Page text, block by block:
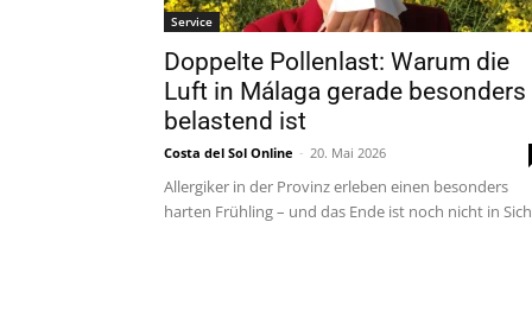
Service
Doppelte Pollenlast: Warum die
Luft in Málaga gerade besonders
belastend ist
Costa del Sol Online - 20. Mai 2026
Allergiker in der Provinz erleben einen besonders
harten Frühling – und das Ende ist noch nicht in